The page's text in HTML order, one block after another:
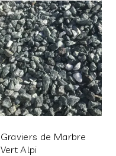
Graviers de Marbre
Vert Alpi